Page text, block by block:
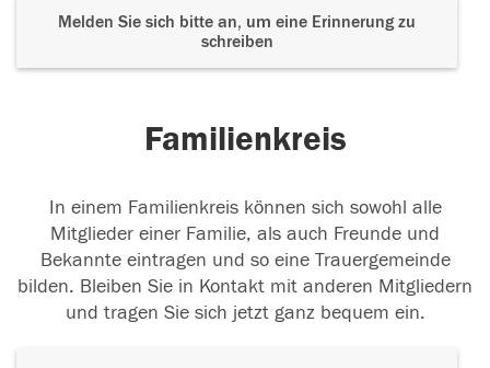
Melden Sie sich bitte an, um eine Erinnerung zu
schreiben
Familienkreis
In einem Familienkreis können sich sowohl alle
Mitglieder einer Familie, als auch Freunde und
Bekannte eintragen und so eine Trauergemeinde
bilden. Bleiben Sie in Kontakt mit anderen Mitgliedern
und tragen Sie sich jetzt ganz bequem ein.